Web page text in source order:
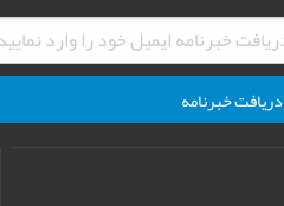
دریافت خبرنامه